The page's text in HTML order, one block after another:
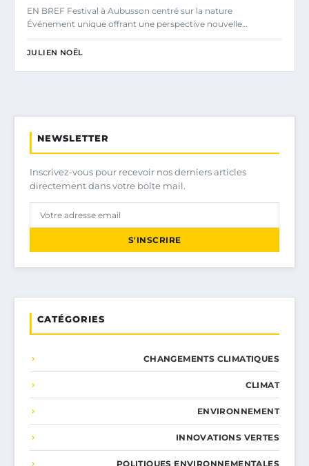
EN BREF Festival à Aubusson centré sur la nature
Événement unique offrant une perspective nouvelle…
JULIEN NOËL
NEWSLETTER
Inscrivez-vous pour recevoir nos derniers articles
directement dans votre boîte mail.
S'INSCRIRE
CATÉGORIES
CHANGEMENTS CLIMATIQUES
CLIMAT
ENVIRONNEMENT
INNOVATIONS VERTES
POLITIQUES ENVIRONNEMENTALES